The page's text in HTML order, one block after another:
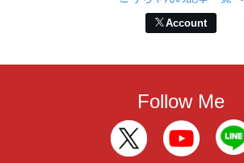
Account
Follow Me